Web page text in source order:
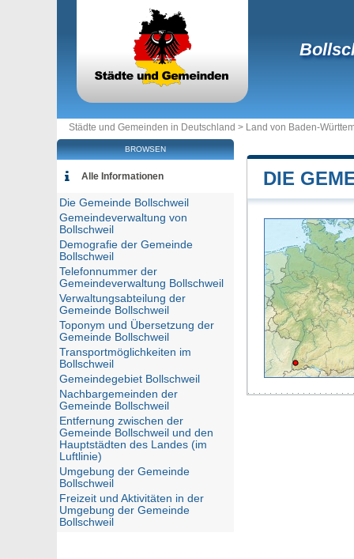
Städte und Gemeinden in Deutschland > Land von Baden-
DIE
BROWSEN
Alle Informationen
Die Gemeinde Bollschweil
Gemeindeverwaltung von
Bollschweil
Demografie der Gemeinde
Bollschweil
Telefonnummer der
Gemeindeverwaltung Bollschweil
Verwaltungsabteilung der
Gemeinde Bollschweil
Toponym und Übersetzung der
Gemeinde Bollschweil
Transportmöglichkeiten im
Bollschweil
Gemeindegebiet Bollschweil
Nachbargemeinden der
Gemeinde Bollschweil
Entfernung zwischen der
Gemeinde Bollschweil und den
Hauptstädten des Landes (im
Luftlinie)
Umgebung der Gemeinde
Bollschweil
Freizeit und Aktivitäten in der
Umgebung der Gemeinde
Bollschweil